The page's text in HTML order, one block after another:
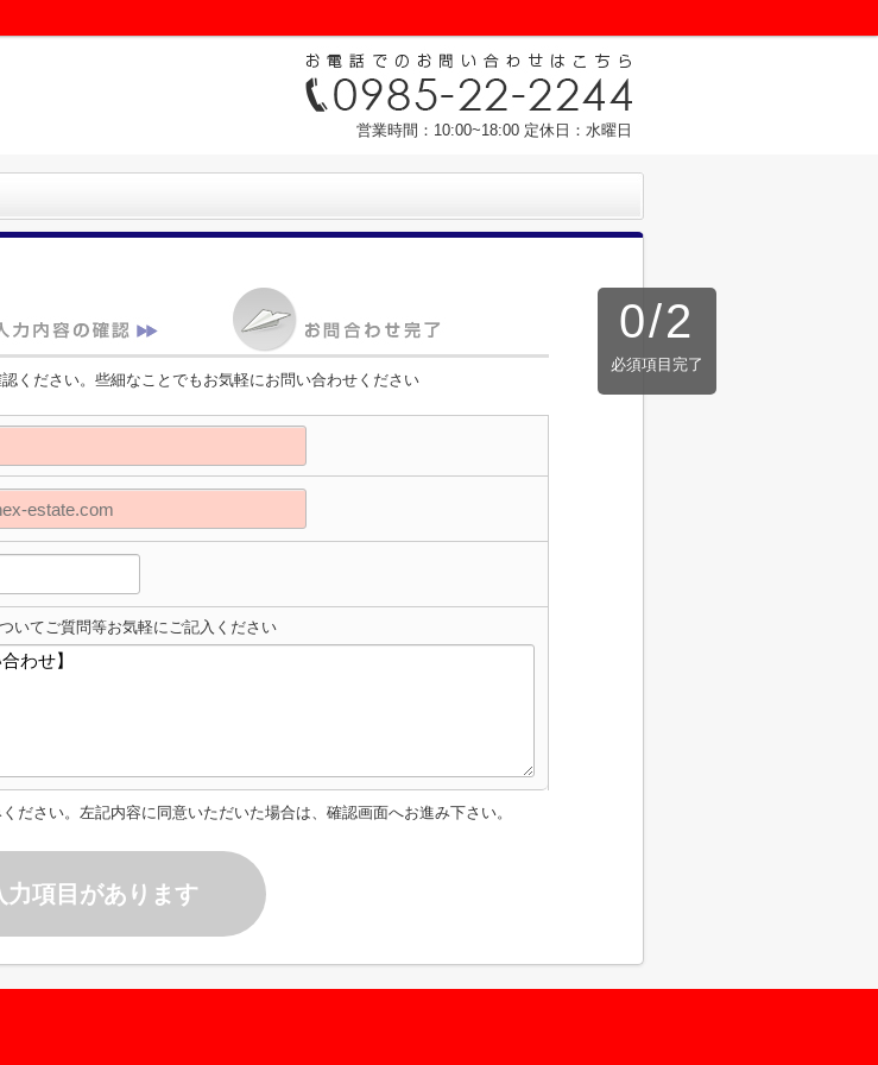
営業時間：10:00~18:00 定休日：水曜日
0/2
必須項目完了
ください。些細なことでもお気軽にお問い合わせください
いてご質問等お気軽にご記入ください
ださい。左記内容に同意いただいた場合は、確認画面へお進み下さい。
力項目があります